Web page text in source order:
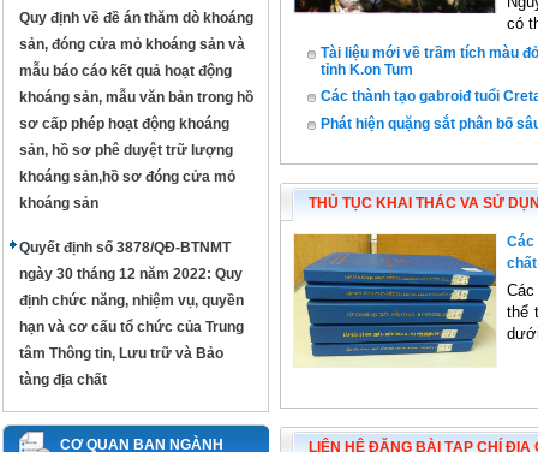
Quy định về đề án thăm dò khoáng
sản, đóng cửa mỏ khoáng sản và
mẫu báo cáo kết quả hoạt động
khoáng sản, mẫu văn bản trong hồ
sơ cấp phép hoạt động khoáng
sản, hồ sơ phê duyệt trữ lượng
khoáng sản,hồ sơ đóng cửa mỏ
khoáng sản
Quyết định số 3878/QĐ-BTNMT
ngày 30 tháng 12 năm 2022: Quy
định chức năng, nhiệm vụ, quyền
hạn và cơ cấu tổ chức của Trung
tâm Thông tin, Lưu trữ và Bảo
tàng địa chất
CƠ QUAN BAN NGÀNH
có
Tài liệu mới về trầm tích màu
tỉnh K.on Tum
Các thành tạo gabroiđ tuổi
Phát hiện quặng sắt phân bố
THỦ TỤC KHAI THÁC VA SỬ
thể
LIÊN HỆ ĐĂNG BÀI TẠP CHÍ ĐỊA